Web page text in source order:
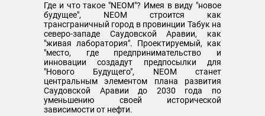
Где и что такое "NEOM"? Имея в виду "новое
будущее", NEOM строится как
трансграничный город в провинции Табук на
северо-западе Саудовской Аравии, как
"живая лаборатория". Проектируемый, как
"место, где предпринимательство и
инновации создадут предпосылки для
"Нового Будущего", NEOM станет
центральным элементом плана развития
Саудовской Аравии до 2030 года по
уменьшению своей исторической
зависимости от нефти.